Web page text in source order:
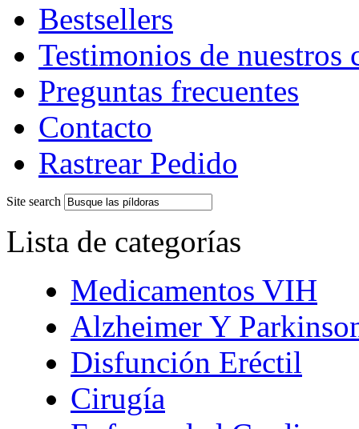
Bestsellers
Testimonios de nuestros
Preguntas frecuentes
Contacto
Rastrear Pedido
Site search
Lista de categorías
Medicamentos VIH
Alzheimer Y
Disfunción Eréctil
Cirugía